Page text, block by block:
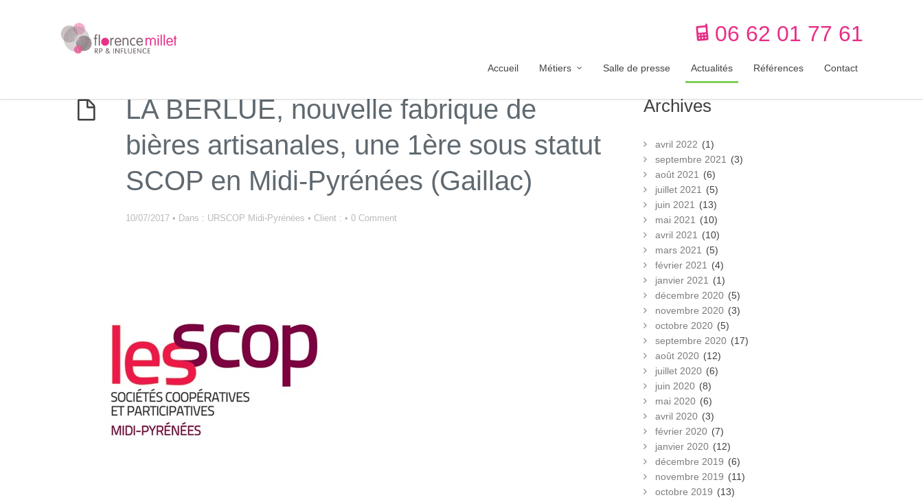
06 62 01 77 61
Accueil Métiers Salle de presse Actualités Références Contact
LA BERLUE, nouvelle fabrique de
bières artisanales, une 1ère sous statut
SCOP en Midi-Pyrénées (Gaillac)
10/07/2017 • Dans : URSCOP Midi-Pyrénées • Client : • 0 Comment
Archives
avril 2022 (1)
septembre 2021
(3)
août 2021
(6)
juillet 2021
(5)
juin 2021
(13)
mai 2021
(10)
avril 2021
(10)
mars 2021
(5)
février 2021
(4)
janvier 2021
(1)
décembre 2020 (5)
novembre 2020 (3)
octobre 2020 (5)
septembre 2020 (17)
août 2020 (12)
juillet 2020 (6)
juin 2020 (8)
mai 2020 (6)
avril 2020 (3)
février 2020 (7)
janvier 2020 (12)
décembre 2019 (6)
novembre 2019 (11)
octobre 2019 (13)